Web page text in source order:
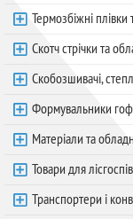
Термозбіжні
Скотч стрічки та
Скобозшивачі,
Формувальники
Матеріали та
Товари для лісгоспів
Транспортери і